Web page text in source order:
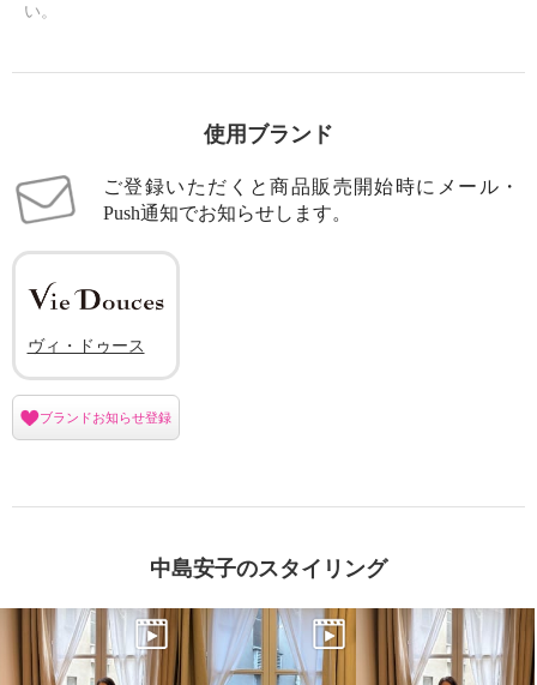
い。
使用ブランド
ご登録いただくと商品販売開始時にメール・
Push通知でお知らせします。
ヴィ・ドゥース
ブランドお知らせ登録
中島安子のスタイリング